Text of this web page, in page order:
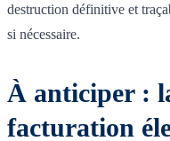
destruction définitive et
si nécessaire.
À anticiper :
facturation